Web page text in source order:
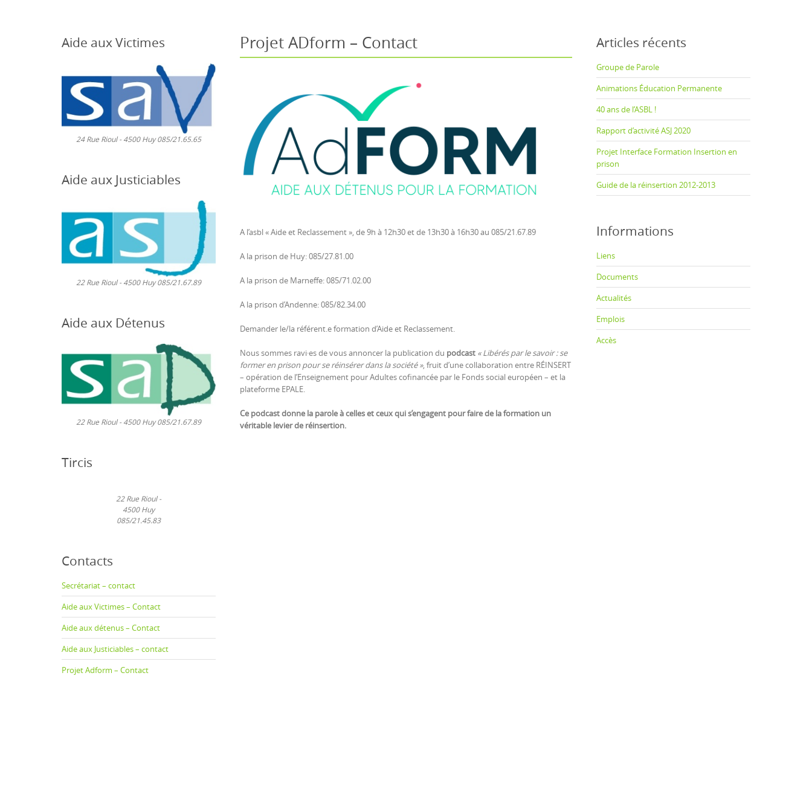
Aide aux Victimes
24 Rue Rioul - 4500 Huy 085/21.65.65
Aide aux Justiciables
22 Rue Rioul - 4500 Huy 085/21.67.89
Aide aux Détenus
22 Rue Rioul - 4500 Huy 085/21.67.89
Tircis
22 Rue Rioul -
4500 Huy
085/21.45.83
Contacts
Secrétariat – contact
Aide aux Victimes – Contact
Aide aux détenus – Contact
Aide aux Justiciables – contact
Projet Adform – Contact
Projet ADform – Contact
A l’asbl « Aide et Reclassement », de 9h à 12h30 et de 13h30 à 16h30 au 085/21.67.89
A la prison de Huy: 085/27.81.00
A la prison de Marneffe: 085/71.02.00
A la prison d’Andenne: 085/82.34.00
Demander le/la référent.e formation d’Aide et Reclassement.
Nous sommes ravi·es de vous annoncer la publication du podcast « Libérés par le savoir : se
former en prison pour se réinsérer dans la société », fruit d’une collaboration entre RÉINSERT
– opération de l’Enseignement pour Adultes cofinancée par le Fonds social européen – et la
plateforme EPALE.
Ce podcast donne la parole à celles et ceux qui s’engagent pour faire de la formation un
véritable levier de réinsertion.
Articles récents
Groupe de Parole
Animations Éducation Permanente
40 ans de l’ASBL !
Rapport d’activité ASJ 2020
Projet Interface Formation Insertion en
prison
Guide de la réinsertion 2012-2013
Informations
Liens
Documents
Actualités
Emplois
Accès